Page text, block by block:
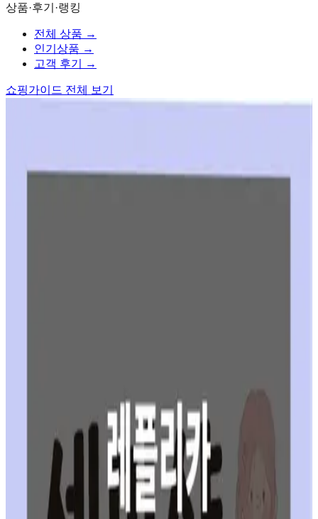
상품·후기·랭킹
전체 상품 →
인기상품 →
고객 후기
→
쇼핑가이드 전체 보기
다. 최대한 많은 가이드를 드리고 싶습니다.
샤넬 레플리카 메이저 공장에 관련하여 - 중국 샤넬
메이저 공장
읽어보기
가이드 글